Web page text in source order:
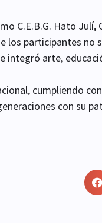
C.E.B.G. Hato Julí,
los participantes
integró arte,
cumpliendo
con su